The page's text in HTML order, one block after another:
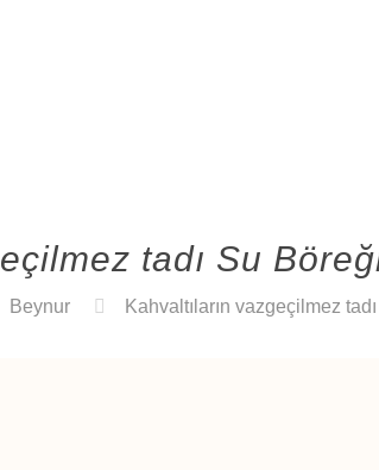
tadı Su
Beynur Kahvaltıların vazgeçilmez